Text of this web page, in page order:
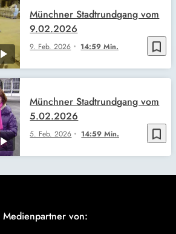
bookmark_border
9. Feb. 2026 14:59 Min.
Münchner Stadtrundgang vom
9.02.2026
bookmark_border
5. Feb. 2026 14:59 Min.
Münchner Stadtrundgang vom
5.02.2026
Medienpartner von: